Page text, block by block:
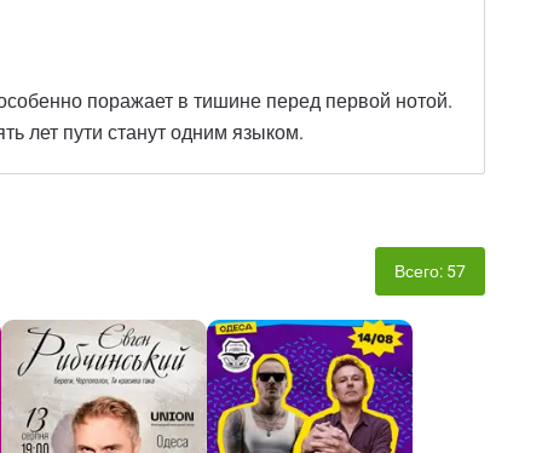
поражает в тишине перед первой нотой.
лет пути станут одним языком.
Всего: 57